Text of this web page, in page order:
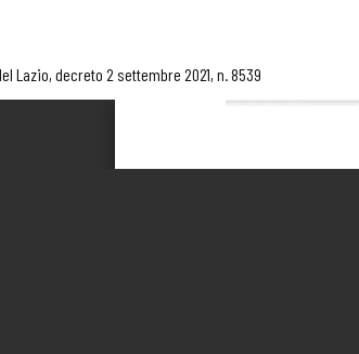
Lazio, decreto 2 settembre 2021, n. 8539